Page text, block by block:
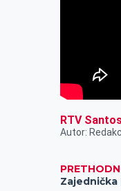
RTV
Autor: